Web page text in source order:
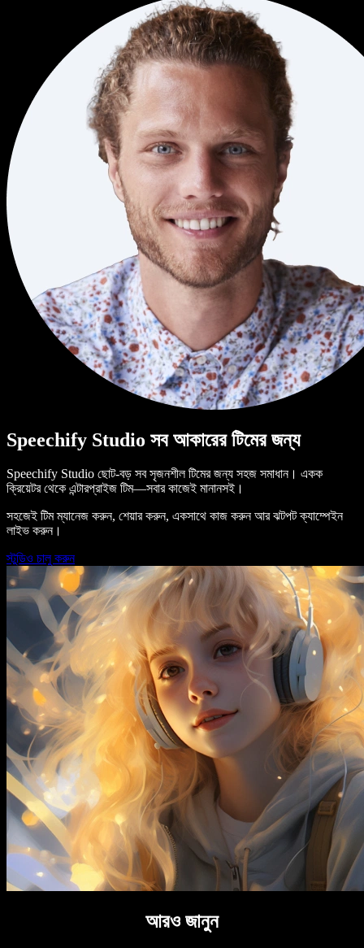
Speechify Studio সব আকারের টিমের জন্য
Speechify Studio ছোট-বড় সব সৃজনশীল টিমের জন্য সহজ সমাধান। একক
ক্রিয়েটর থেকে এন্টারপ্রাইজ টিম—সবার কাজেই মানানসই।
সহজেই টিম ম্যানেজ করুন, শেয়ার করুন, একসাথে কাজ করুন আর ঝটপট ক্যাম্পেইন
লাইভ করুন।
স্টুডিও চালু করুন
আরও জানুন